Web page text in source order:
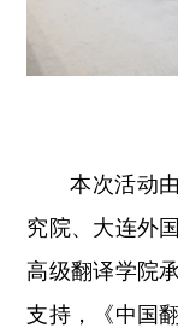
本次活动
究院、大连外
高级翻译学院
支持，《中国